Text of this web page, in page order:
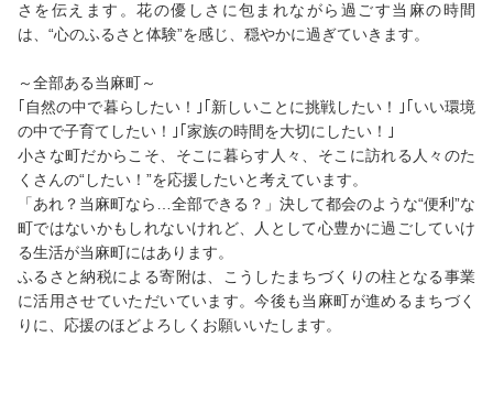
さを伝えます。花の優しさに包まれながら過ごす当麻の時間
は、“心のふるさと体験”を感じ、穏やかに過ぎていきます。
～全部ある当麻町～
｢自然の中で暮らしたい！｣｢新しいことに挑戦したい！｣｢いい環境
の中で子育てしたい！｣｢家族の時間を大切にしたい！｣
小さな町だからこそ、そこに暮らす人々、そこに訪れる人々のた
くさんの“したい！”を応援したいと考えています。
「あれ？当麻町なら…全部できる？」決して都会のような“便利”な
町ではないかもしれないけれど、人として心豊かに過ごしていけ
る生活が当麻町にはあります。
ふるさと納税による寄附は、こうしたまちづくりの柱となる事業
に活用させていただいています。今後も当麻町が進めるまちづく
りに、応援のほどよろしくお願いいたします。